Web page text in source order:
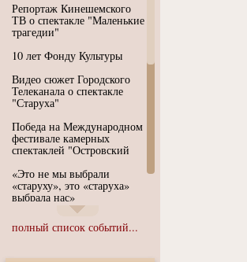
Репортаж Кинешемского
ТВ о спектакле "Маленькие
трагедии"
10 лет Фонду Культуры
Видео сюжет Городского
Телеканала о спектакле
"Старуха"
Победа на Международном
фестивале камерных
спектаклей "Островский
«Это не мы выбрали
«старуху», это «старуха»
выбрала нас»
Иммерсивный спектакль
"Язык чистого полета
полный список событий...